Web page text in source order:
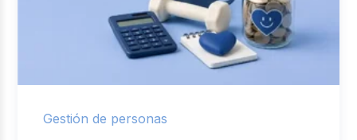
Gestión de personas